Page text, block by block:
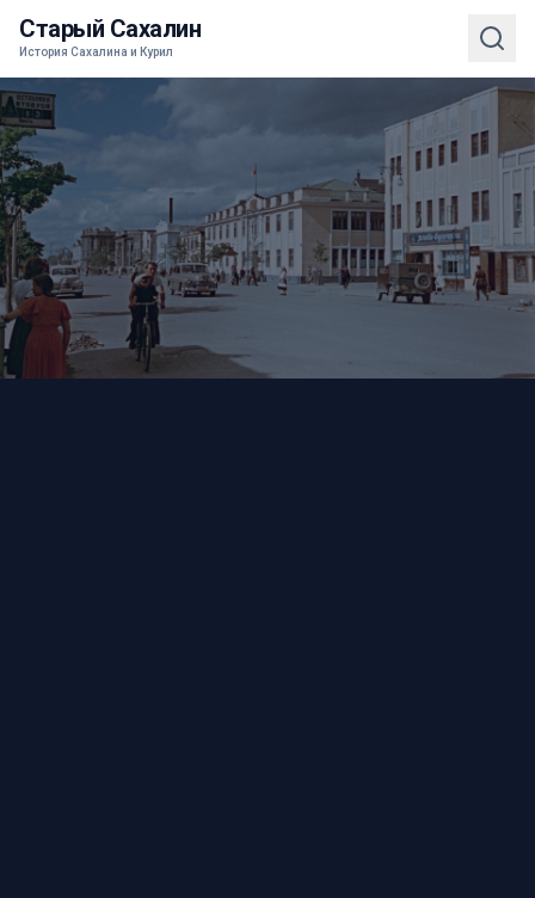
Старый Сахалин
История Сахалина и Курил